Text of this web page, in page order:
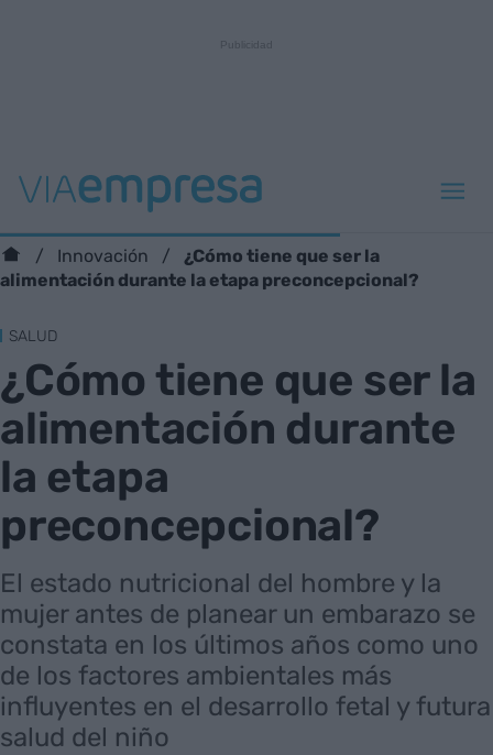
Innovación
¿Cómo tiene que ser la
alimentación durante la etapa preconcepcional?
SALUD
¿Cómo tiene que ser la
alimentación durante
la etapa
preconcepcional?
El estado nutricional del hombre y la
mujer antes de planear un embarazo se
constata en los últimos años como uno
de los factores ambientales más
influyentes en el desarrollo fetal y futura
salud del niño